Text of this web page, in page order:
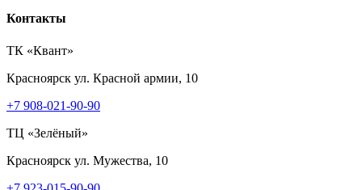
Контакты
ТК «Квант»
Красноярск ул. Красной армии, 10
+7 908-021-90-90
ТЦ «Зелёный»
Красноярск ул. Мужества, 10